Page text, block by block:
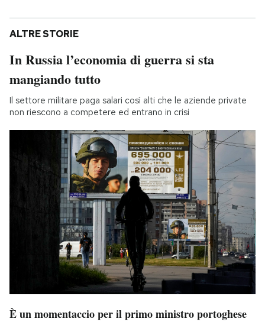
ALTRE STORIE
In Russia l’economia di guerra si sta
mangiando tutto
Il settore militare paga salari così alti che le aziende private
non riescono a competere ed entrano in crisi
È un momentaccio per il primo ministro portoghese